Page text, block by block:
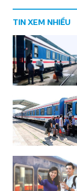
TIN XEM NHIỀU